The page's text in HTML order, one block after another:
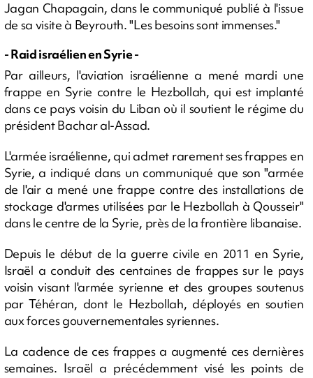
Jagan Chapagain, dans le communiqué publié à l'issue
de sa visite à Beyrouth. "Les besoins sont immenses."
- Raid israélien en Syrie -
Par ailleurs, l'aviation israélienne a mené mardi une
frappe en Syrie contre le Hezbollah, qui est implanté
dans ce pays voisin du Liban où il soutient le régime du
président Bachar al-Assad.
L'armée israélienne, qui admet rarement ses frappes en
Syrie, a indiqué dans un communiqué que son "armée
de l'air a mené une frappe contre des installations de
stockage d'armes utilisées par le Hezbollah à Qousseir"
dans le centre de la Syrie, près de la frontière libanaise.
Depuis le début de la guerre civile en 2011 en Syrie,
Israël a conduit des centaines de frappes sur le pays
voisin visant l'armée syrienne et des groupes soutenus
par Téhéran, dont le Hezbollah, déployés en soutien
aux forces gouvernementales syriennes.
La cadence de ces frappes a augmenté ces dernières
semaines. Israël a précédemment visé les points de